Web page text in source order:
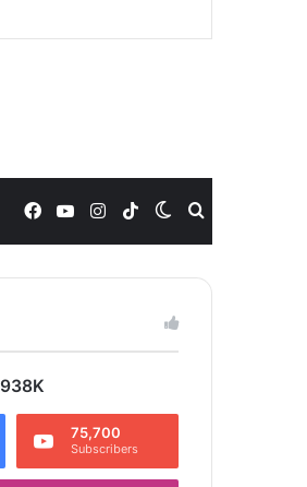
Switch
skin
TikTok
Instagram
YouTube
Facebook
938K
75,700
Subscribers